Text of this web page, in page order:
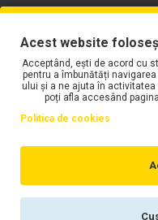
Acest website
Acceptând, ești de acord cu
pentru a îmbunătăți
ului și a ne ajuta în
poți afla accesând
Politica de cookies